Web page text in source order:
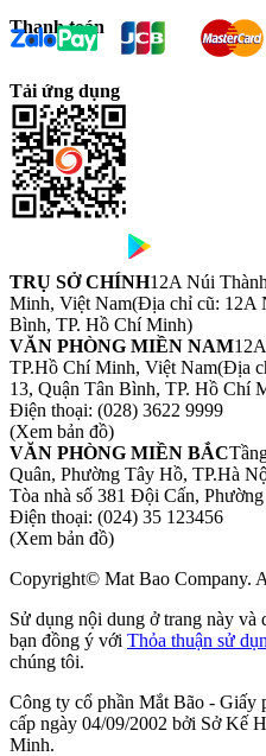
Thanh toán
Tải ứng dụng
TRỤ SỞ CHÍNH12A Núi
Minh, Việt Nam(Địa chỉ cũ: 12A
Bình, TP. Hồ Chí Minh)
VĂN PHÒNG MIỀN NAM
TP.Hồ Chí Minh, Việt Nam(Địa
13, Quận Tân Bình, TP. Hồ Chí
Điện thoại: (028) 3622 9999
(Xem bản đồ)
VĂN PHÒNG MIỀN BẮC
Quân, Phường Tây Hồ, TP.Hà
Tòa nhà số 381 Đội Cấn,
Điện thoại: (024) 35 123456
(Xem bản đồ)
Copyright© Mat Bao Company.
Sử dụng nội dung ở trang này
bạn đồng ý với Thỏa thuận sử
chúng tôi.
Công ty cổ phần Mắt Bão - Giấy
cấp ngày 04/09/2002 bởi Sở Kế
Minh.